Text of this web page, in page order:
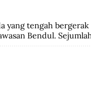
yang tengah bergerak
Bendul.